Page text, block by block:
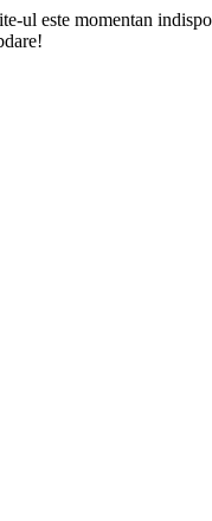
ul este momentan